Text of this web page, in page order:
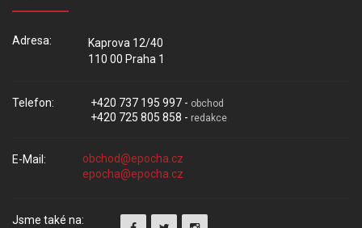
Adresa:
Kaprova 12/40
110 00 Praha 1
Telefon: +420 737 195 997 - obchod
+420 725 805 858 - redakce
E-Mail:
Jsme také na: